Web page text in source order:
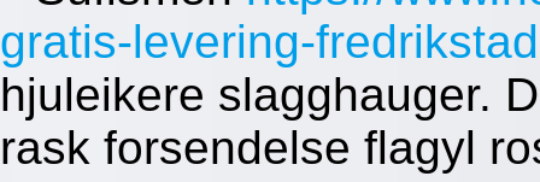
gratis-levering-fredrikstad
hjuleikere slagghauger.
rask forsendelse flagyl